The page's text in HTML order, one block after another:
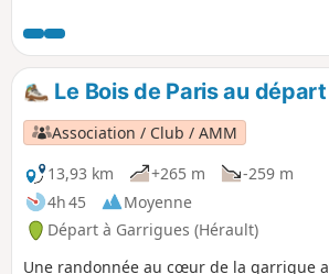
Le Bois de Paris au
Association / Club / AMM
13,93 km
+265 m
-259 m
4h 45
Moyenne
Départ à Garrigues (Hérault)
Une randonnée au cœur de la garrigue